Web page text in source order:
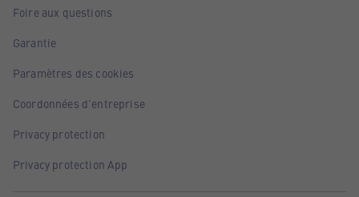
Foire aux questions
Garantie
Paramètres des cookies
Coordonnées d'entreprise
Privacy protection
Privacy protection App